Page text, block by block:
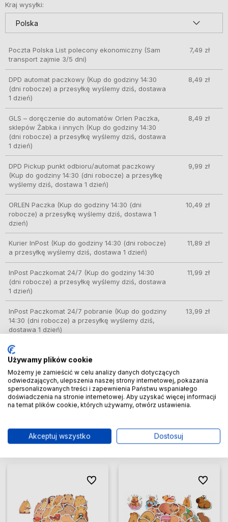
Kraj wysyłki:
Poczta Polska List polecony ekonomiczny (Sam
transport zajmie 3/5 dni)
7,49 zł
DPD automat paczkowy(Kup do godziny 14:30
(dni robocze) a przesyłkę wyślemy dziś, dostawa
1 dzień)
8,49 zł
GLS – doręczenie do automatów Orlen Paczka,
sklepów Żabka i innych (Kup do godziny 14:30
(dni robocze) a przesyłkę wyślemy dziś, dostawa
1 dzień)
8,49 zł
DPD Pickup punkt odbioru/automat paczkowy
(Kup do godziny 14:30 (dni robocze) a przesyłkę
wyślemy dziś, dostawa 1 dzień)
9,99 zł
ORLEN Paczka (Kup do godziny 14:30 (dni
robocze) a przesyłkę wyślemy dziś, dostawa 1
dzień)
10,49 zł
Kurier InPost(Kup do godziny 14:30 (dni robocze)
a przesyłkę wyślemy dziś, dostawa 1 dzień)
11,89 zł
InPost Paczkomat 24/7 (Kup do godziny 14:30
(dni robocze) a przesyłkę wyślemy dziś, dostawa
1 dzień)
11,99 zł
InPost Paczkomat 24/7 pobranie (Kup do godziny
14:30 (dni robocze) a przesyłkę wyślemy dziś,
dostawa 1 dzień)
13,99 zł
InPost Kurier Pobranie
robocze) a przesyłkę wyślemy dziś, dostawa 1
dzień)
Kurier DPD(Kup do godziny 14:30 (dni robocze) a
przesyłkę wyślemy dziś, dostawa 1 dzień)
13,99 zł
Inne z tej kategorii
Do ulubionych
Do ulubionych Do
Do
Używamy plików cookie
Możemy je zamieścić w celu analizy danych dotyczących
odwiedzających, ulepszenia naszej strony internetowej, pokazania
spersonalizowanych treści i zapewnienia Państwu wspaniałego
doświadczenia na stronie internetowej. Aby uzyskać więcej informacji
na temat plików cookie, których używamy, otwórz ustawienia.
Akceptuj wszystko Dostosuj